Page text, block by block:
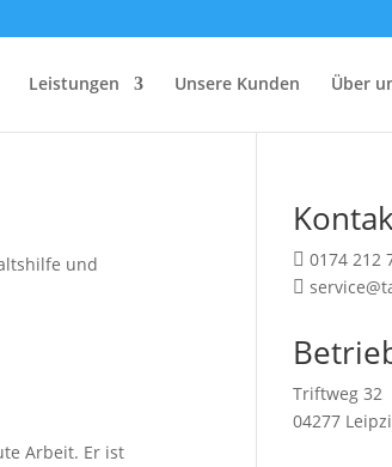
Leistungen Unsere Kunden Über
und
Arbeit. Er ist
 0174 212

Triftweg 32
04277